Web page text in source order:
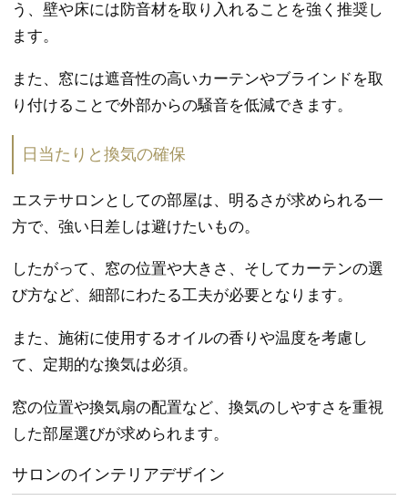
う、壁や床には防音材を取り入れることを強く推奨し
ます。
また、窓には遮音性の高いカーテンやブラインドを取
り付けることで外部からの騒音を低減できます。
日当たりと換気の確保
エステサロンとしての部屋は、明るさが求められる一
方で、強い日差しは避けたいもの。
したがって、窓の位置や大きさ、そしてカーテンの選
び方など、細部にわたる工夫が必要となります。
また、施術に使用するオイルの香りや温度を考慮し
て、定期的な換気は必須。
窓の位置や換気扇の配置など、換気のしやすさを重視
した部屋選びが求められます。
サロンのインテリアデザイン